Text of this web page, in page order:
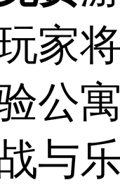
家
公
与